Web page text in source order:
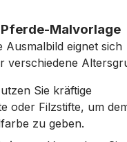
Malvorlage
Ausmalbild eignet sich
verschiedene
Sie kräftige
oder Filzstifte, um
zu geben.